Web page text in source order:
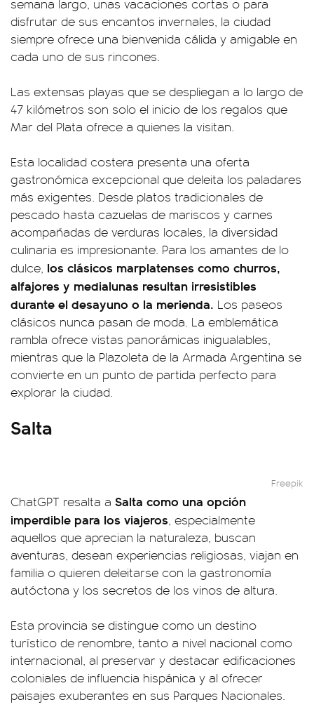
semana largo, unas vacaciones cortas o para
disfrutar de sus encantos invernales, la ciudad
siempre ofrece una bienvenida cálida y amigable en
cada uno de sus rincones.
Las extensas playas que se despliegan a lo largo de
47 kilómetros son solo el inicio de los regalos que
Mar del Plata ofrece a quienes la visitan.
Esta localidad costera presenta una oferta
gastronómica excepcional que deleita los paladares
más exigentes. Desde platos tradicionales de
pescado hasta cazuelas de mariscos y carnes
acompañadas de verduras locales, la diversidad
culinaria es impresionante. Para los amantes de lo
dulce, los clásicos marplatenses como churros,
alfajores y medialunas resultan irresistibles
durante el desayuno o la merienda. Los paseos
clásicos nunca pasan de moda. La emblemática
rambla ofrece vistas panorámicas inigualables,
mientras que la Plazoleta de la Armada Argentina se
convierte en un punto de partida perfecto para
explorar la ciudad.
Salta
Freepik
ChatGPT resalta a Salta como una opción
imperdible para los viajeros, especialmente
aquellos que aprecian la naturaleza, buscan
aventuras, desean experiencias religiosas, viajan en
familia o quieren deleitarse con la gastronomía
autóctona y los secretos de los vinos de altura.
Esta provincia se distingue como un destino
turístico de renombre, tanto a nivel nacional como
internacional, al preservar y destacar edificaciones
coloniales de influencia hispánica y al ofrecer
paisajes exuberantes en sus Parques Nacionales.